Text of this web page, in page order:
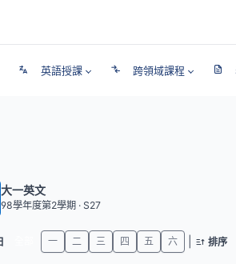
英語授課 跨領域課程
大一英文
98學年度第2學期 · S27
一 二 三 四 五 六 排序